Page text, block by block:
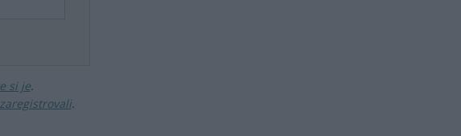
si je.
zaregistrovali.